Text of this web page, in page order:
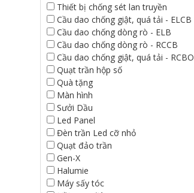
Thiết bị chống sét lan truyền
Cầu dao chống giật, quá tải - ELCB
Cầu dao chống dòng rò - ELB
Cầu dao chống dòng rò - RCCB
Cầu dao chống giật, quá tải - RCBO
Quạt trần hộp số
Quà tặng
Màn hình
Sưởi Dầu
Led Panel
Đèn trần Led cỡ nhỏ
Quạt đảo trần
Gen-X
Halumie
Máy sấy tóc